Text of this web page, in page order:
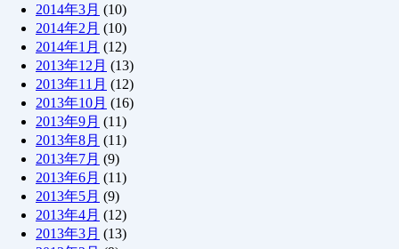
2014年3月 (10)
2014年2月 (10)
2014年1月 (12)
2013年12月 (13)
2013年11月 (12)
2013年10月 (16)
2013年9月 (11)
2013年8月 (11)
2013年7月 (9)
2013年6月 (11)
2013年5月 (9)
2013年4月 (12)
2013年3月 (13)